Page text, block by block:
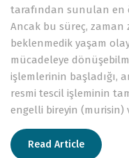
tarafından sunulan en
Ancak bu süreç,
beklenmedik yaşam
mücadeleye
işlemlerinin başladığı,
resmi tescil işleminin
engelli bireyin (murisin)
Read Article